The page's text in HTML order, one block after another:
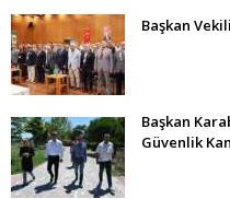
Başkan
Başkan
Güvenlik